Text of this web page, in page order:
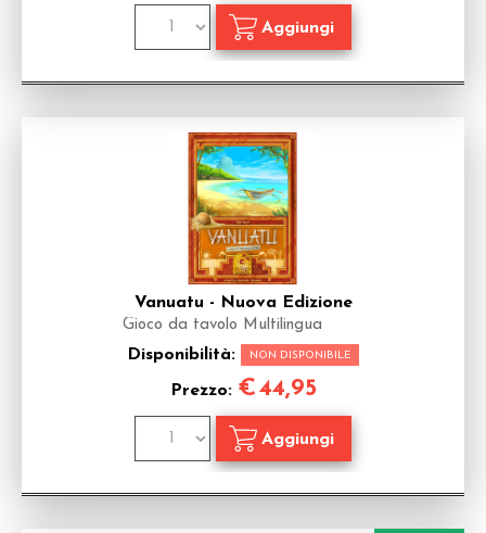
Vanuatu - Nuova Edizione
Gioco da tavolo Multilingua
Disponibilità: NON DISPONIBILE
Prezzo: €44,95